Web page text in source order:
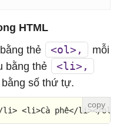
HTML
thẻ
<ol>,
mỗi
bằng thẻ
<li>,
số thứ tự.
li> <li>Cà phê</li></ol